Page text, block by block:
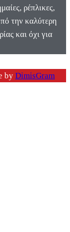
ρέπλικες,
την καλύτερη
και όχι για
by DimisGram